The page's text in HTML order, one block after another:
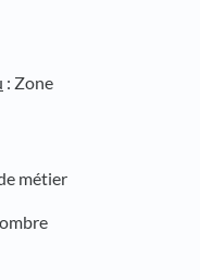
: Zone
métier